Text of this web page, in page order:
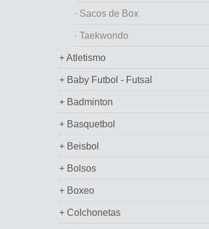
· Sacos de Box
· Taekwondo
+ Atletismo
+ Baby Futbol - Futsal
+ Badminton
+ Basquetbol
+ Beisbol
+ Bolsos
+ Boxeo
+ Colchonetas